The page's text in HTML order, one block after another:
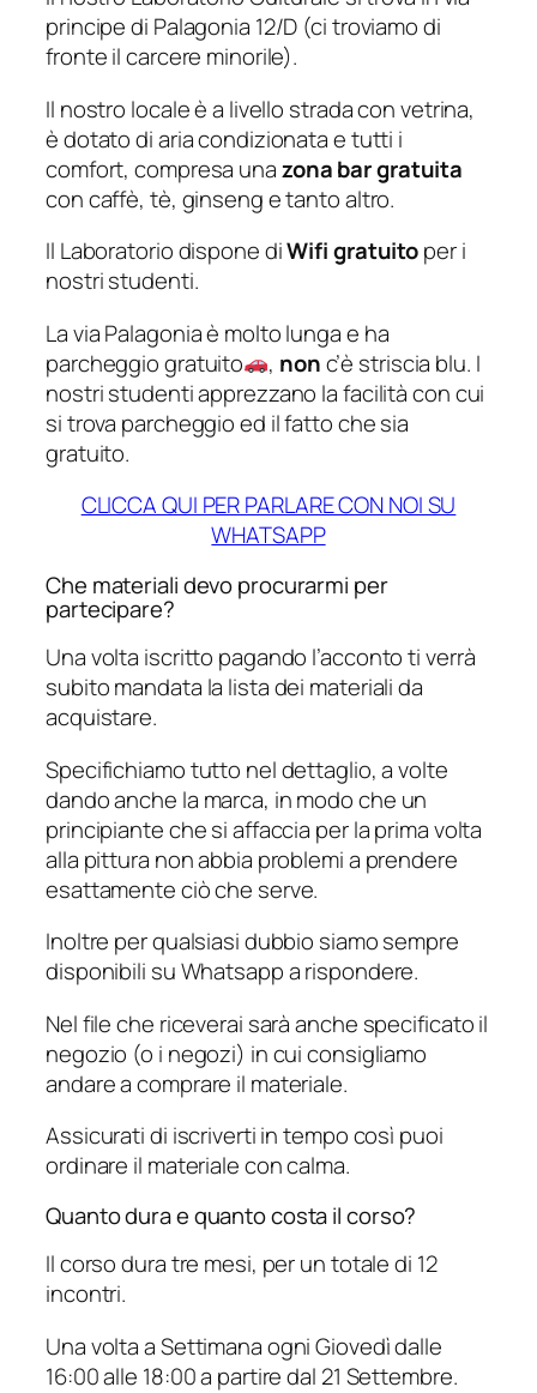
principe di Palagonia 12/D (ci troviamo di
fronte il carcere minorile).
Il nostro locale è a livello strada con vetrina,
è dotato di aria condizionata e tutti i
comfort, compresa unazona bar gratuita
con caffè, tè, ginseng e tanto altro.
Il Laboratorio dispone diWifi gratuitoper i
nostri studenti.
La via Palagonia è molto lunga e ha
parcheggio gratuito
, nonc’è striscia blu. I
nostri studenti apprezzano la facilità con cui
si trova parcheggio ed il fatto che sia
gratuito.
CLICCA QUI PER PARLARE CON NOI SU
WHATSAPP
Che materiali devo procurarmi per
partecipare?
Una volta iscritto pagando l’acconto ti verrà
subito mandata la lista dei materiali da
acquistare.
Specifichiamo tutto nel dettaglio, a volte
dando anche la marca, in modo che un
principiante che si affaccia per la prima volta
alla pittura non abbia problemi a prendere
esattamente ciò che serve.
Inoltre per qualsiasi dubbio siamo sempre
disponibili su Whatsapp a rispondere.
Nel file che riceverai sarà anche specificato il
negozio (o i negozi) in cui consigliamo
andare a comprare il materiale.
Assicurati di iscriverti in tempo così puoi
ordinare il materiale con calma.
Quanto dura e quanto costa il corso?
Il corso dura tre mesi, per un totale di 12
incontri.
Una volta a Settimana ogni Giovedì dalle
16:00 alle 18:00 a partire dal 21 Settembre.